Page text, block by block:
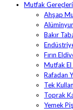
Mutfak Gereçleri
Ahşap
Bakır
Fırın
Mutfak El
Rafadan
Tek
Toprak
Yemek